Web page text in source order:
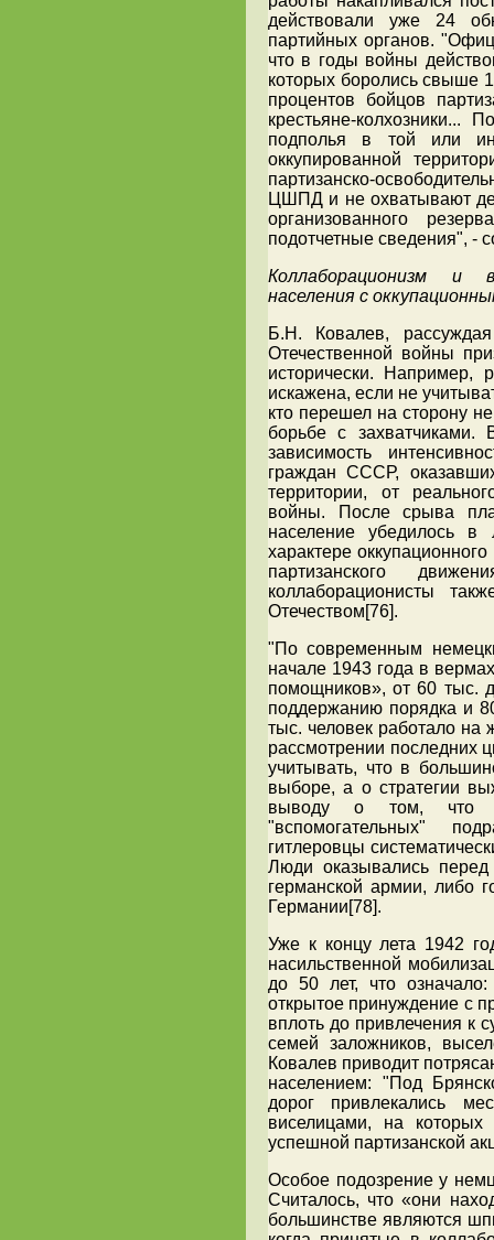
действовали уже 24
партийных органов.
что в годы войны
которых боролись свыше
процентов бойцов
крестьяне-колхозники...
подполья в той или
оккупированной
партизанско-
ЦШПД и не охватывают
организованного
подотчетные сведения", -
Коллаборационизм и
населения с
Б.Н. Ковалев,
Отечественной войны
исторически. Например,
искажена, если не
кто перешел на сторону
борьбе с
зависимость
граждан СССР,
территории, от
войны. После срыва
население убедилось в
характере
партизанского
коллаборационисты
Отечеством[76].
"По современным
начале 1943 года в
помощников», от 60 тыс.
поддержанию порядка и
тыс. человек работало на
рассмотрении последних
учитывать, что в
выборе, а о стратегии
выводу о том, что
"вспомогательных"
гитлеровцы
Люди оказывались
германской армии, либо
Германии[78].
Уже к концу лета 1942
насильственной
до 50 лет, что
открытое принуждение с
вплоть до привлечения к
семей заложников,
Ковалев приводит
населением: "Под
дорог привлекались
виселицами, на
успешной партизанской
Особое подозрение у
Считалось, что «они
большинстве являются